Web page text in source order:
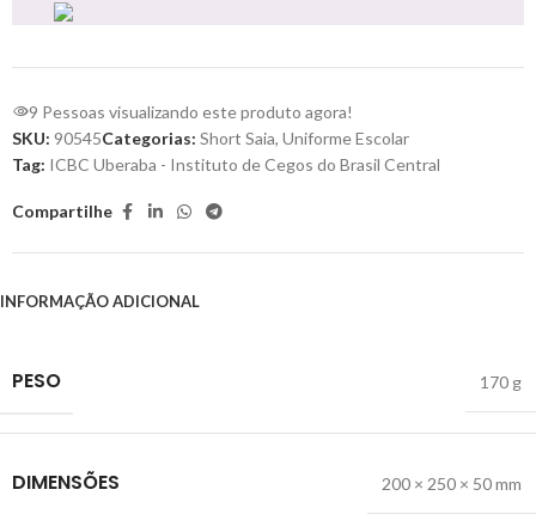
9 Pessoas visualizando este produto agora!
SKU: 90545Categorias: Short Saia, Uniforme Escolar
Tag: ICBC Uberaba - Instituto de Cegos do Brasil Central
Compartilhe
INFORMAÇÃO ADICIONAL
PESO 170 g
DIMENSÕES 200 × 250 × 50 mm